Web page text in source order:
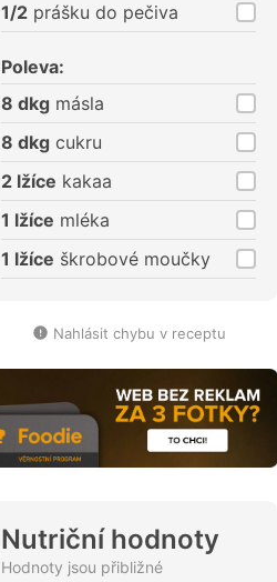
1/2 prášku do pečiva
Poleva:
8 dkg másla
8 dkg cukru
2 lžíce kakaa
1 lžíce mléka
1 lžíce škrobové moučky
Nahlásit chybu v receptu
Nutriční hodnoty
Hodnoty jsou přibližné